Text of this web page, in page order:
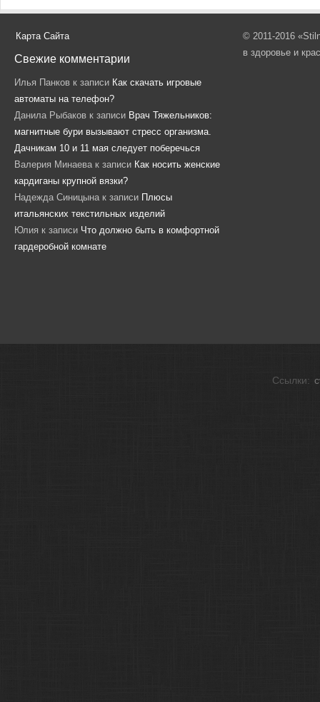
Карта Сайта
Свежие комментарии
Илья Панков к записи Как скачать игровые
автоматы на телефон?
Данила Рыбаков к записи Врач Тяжельников:
магнитные бури вызывают стресс организма.
Дачникам 10 и 11 мая следует поберечься
Валерия Минаева к записи Как носить женские
кардиганы крупной вязки?
Надежда Синицына к записи Плюсы
итальянских текстильных изделий
Юлия к записи Что должно быть в комфортной
гардеробной комнате
© 2011-2016
в здоровье и
Ссылки: